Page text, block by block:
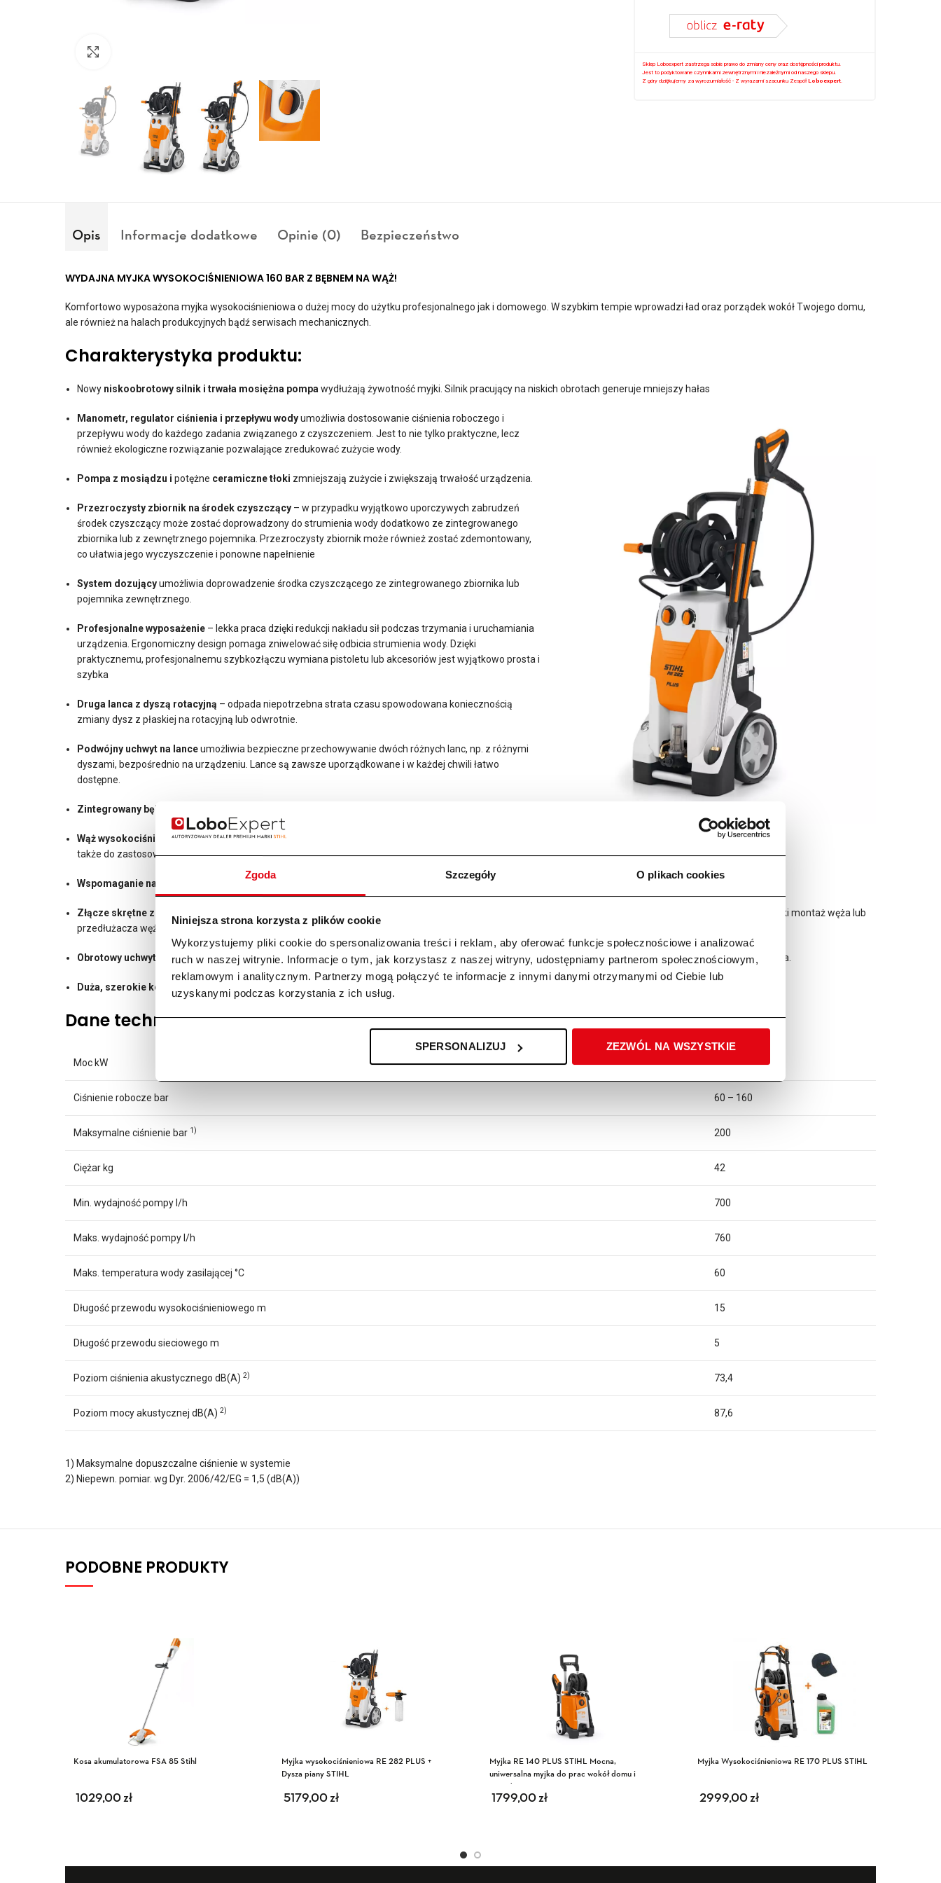
Zgoda Szczegóły O plikach cookies
Niniejsza strona korzysta z plików cookie
Wykorzystujemy pliki cookie do spersonalizowania treści i reklam, aby oferować funkcje społecznościowe i analizować
ruch w naszej witrynie. Informacje o tym, jak korzystasz z naszej witryny, udostępniamy partnerom społecznościowym,
reklamowym i analitycznym. Partnerzy mogą połączyć te informacje z innymi danymi otrzymanymi od Ciebie lub
uzyskanymi podczas korzystania z ich usług.
SPERSONALIZUJ ZEZWÓL NA WSZYSTKIE
Sklep Loboexpert zastrzega sobie prawo do zmiany ceny oraz dostępności produktu.
Jest to podyktowane czynnikami zewnętrznymi i niezależnymi od naszego sklepu.
Z góry dziękujemy za wyrozumiałość - Z wyrazami szacunku Zespół Loboexpert.
Opis Informacje dodatkowe Opinie (0) Bezpieczeństwo
WYDAJNA MYJKA WYSOKOCIŚNIENIOWA 160 BAR Z BĘBNEM NA WĄŻ!
Komfortowo wyposażona myjka wysokociśnieniowa o dużej mocy do użytku profesjonalnego jak i domowego. W szybkim tempie wprowadzi ład oraz porządek wokół Twojego domu,
ale również na halach produkcyjnych bądź serwisach mechanicznych.
Charakterystyka produktu:
Nowy niskoobrotowy silnik i trwała mosiężna pompa wydłużają żywotność myjki. Silnik pracujący na niskich obrotach generuje mniejszy hałas
Manometr, regulator ciśnienia i przepływu wodyumożliwia dostosowanie ciśnienia roboczego i
przepływu wody do każdego zadania związanego z czyszczeniem. Jest to nie tylko praktyczne, lecz
również ekologiczne rozwiązanie pozwalające zredukować zużycie wody.
Pompa z mosiądzu i potężne ceramiczne tłoki zmniejszają zużycie i zwiększają trwałość urządzenia.
Przezroczysty zbiornik na środek czyszczący – w przypadku wyjątkowo uporczywych zabrudzeń
środek czyszczący może zostać doprowadzony do strumienia wody dodatkowo ze zintegrowanego
zbiornika lub z zewnętrznego pojemnika. Przezroczysty zbiornik może również zostać zdemontowany,
co ułatwia jego wyczyszczenie i ponowne napełnienie
System dozującyumożliwia doprowadzenie środka czyszczącego ze zintegrowanego zbiornika lub
pojemnika zewnętrznego.
Profesjonalne wyposażenie – lekka praca dzięki redukcji nakładu sił podczas trzymania i uruchamiania
urządzenia. Ergonomiczny design pomaga zniwelować siłę odbicia strumienia wody. Dzięki
praktycznemu, profesjonalnemu szybkozłączu wymiana pistoletu lub akcesoriów jest wyjątkowo prosta i
szybka
Druga lanca z dyszą rotacyjną – odpada niepotrzebna strata czasu spowodowana koniecznością
zmiany dysz z płaskiej na rotacyjną lub odwrotnie.
Podwójny uchwyt na lanceumożliwia bezpieczne przechowywanie dwóch różnych lanc, np. z różnymi
dyszami, bezpośrednio na urządzeniu. Lance są zawsze uporządkowane i w każdej chwili łatwo
dostępne.
Zintegrowany bęben
Wąż wysokociśnieniowy wzmocniony oplotem stalowym
także do zastosowań w najtrudniejszych warunkach.
Wspomaganie nawijania węża na bęben.
Złącze skrętne z szybkozłączką
– zapobiega skręcaniu się węża. Wąż jest wykorzystywany dzięki temu na całej długości. Nowa szybkozłączka umożliwia szybki montaż węża lub
przedłużacza węża.
Obrotowy uchwyt kabla sieciowego – dzięki skrętności dolnego przyczepu, kabel może być szybko zdjęty z urządzenia bez konieczności kłopotliwego rozwijania.
Duża, szerokie koła o średnicy 250 mm umożliwia mobilność urządzenia i bezgłośne przemieszczanie. Duża korzyść przy chropowatej, nierównej nawierzchni.
Dane techniczne:
Moc kW 3,5
Ciśnienie robocze bar 60 – 160
Maksymalne ciśnienie bar 1) 200
Ciężar kg 42
Min. wydajność pompy l/h 700
Maks. wydajność pompy l/h 760
Maks. temperatura wody zasilającej °C 60
Długość przewodu wysokociśnieniowego m 15
Długość przewodu sieciowego m 5
Poziom ciśnienia akustycznego dB(A) 2) 73,4
Poziom mocy akustycznej dB(A) 2) 87,6
1) Maksymalne dopuszczalne ciśnienie w systemie
2) Niepewn. pomiar. wg Dyr. 2006/42/EG = 1,5 (dB(A))
PODOBNE PRODUKTY
Kosa akumulatorowa FSA 85 Stihl
1029,00zł
Myjka wysokociśnieniowa RE 282 PLUS +
Dysza piany STIHL
5179,00zł
Myjka RE 140 PLUS STIHL Mocna,
uniwersalna myjka do prac wokół domu i
ogrodu
1799,00zł
Myjka Wysokociśnieniowa RE 170 PLUS STIHL
2999,00zł